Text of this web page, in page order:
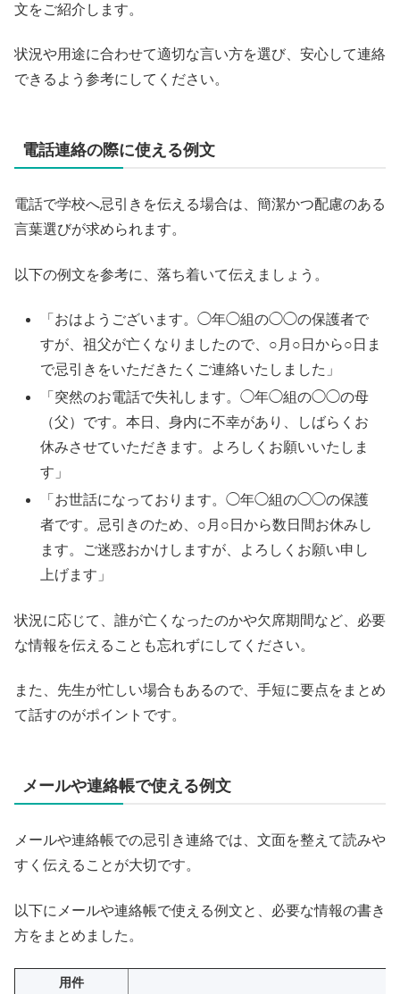
文をご紹介します。
状況や用途に合わせて適切な言い方を選び、安心して連絡
できるよう参考にしてください。
電話連絡の際に使える例文
電話で学校へ忌引きを伝える場合は、簡潔かつ配慮のある
言葉選びが求められます。
以下の例文を参考に、落ち着いて伝えましょう。
「おはようございます。◯年◯組の◯◯の保護者で
すが、祖父が亡くなりましたので、○月○日から○日ま
で忌引きをいただきたくご連絡いたしました」
「突然のお電話で失礼します。◯年◯組の◯◯の母
（父）です。本日、身内に不幸があり、しばらくお
休みさせていただきます。よろしくお願いいたしま
す」
「お世話になっております。◯年◯組の◯◯の保護
者です。忌引きのため、○月○日から数日間お休みし
ます。ご迷惑おかけしますが、よろしくお願い申し
上げます」
状況に応じて、誰が亡くなったのかや欠席期間など、必要
な情報を伝えることも忘れずにしてください。
また、先生が忙しい場合もあるので、手短に要点をまとめ
て話すのがポイントです。
メールや連絡帳で使える例文
メールや連絡帳での忌引き連絡では、文面を整えて読みや
すく伝えることが大切です。
以下にメールや連絡帳で使える例文と、必要な情報の書き
方をまとめました。
用件